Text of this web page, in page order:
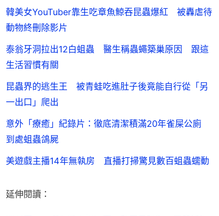
韓美女YouTuber靠生吃章魚鯨吞昆蟲爆紅 被轟虐待
動物終刪除影片
泰翁牙洞拉出12白蛆蟲 醫生稱蟲蠅築巢原因 跟這
生活習慣有關
昆蟲界的逃生王 被青蛙吃進肚子後竟能自行從「另
一出口」爬出
意外「療癒」紀錄片：徹底清潔積滿20年雀屎公廁
到處蛆蟲鴿屍
美遊戲主播14年無執房 直播打掃驚見數百蛆蟲蠕動
延伸閱讀：